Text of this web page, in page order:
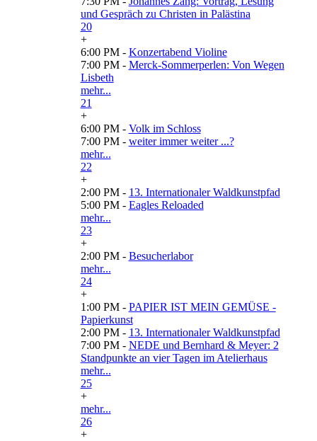
und Gespräch zu Christen in Palästina
20
+
6:00 PM - Konzertabend Violine
7:00 PM - Merck-Sommerperlen: Von Wegen
Lisbeth
mehr...
21
+
6:00 PM - Volk im Schloss
7:00 PM - weiter immer weiter ...?
mehr...
22
+
2:00 PM - 13. Internationaler Waldkunstpfad
5:00 PM - Eagles Reloaded
mehr...
23
+
2:00 PM - Besucherlabor
mehr...
24
+
1:00 PM - PAPIER IST MEIN GEMÜSE -
Papierkunst
2:00 PM - 13. Internationaler Waldkunstpfad
7:00 PM - NEDE und Bernhard & Meyer: 2
Standpunkte an vier Tagen im Atelierhaus
mehr...
25
+
mehr...
26
+